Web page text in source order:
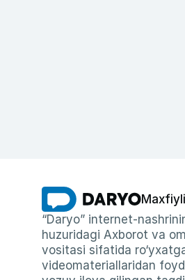
“Daryo” internet-
huzuridagi Axborot va
vositasi sifatida
videomateriallaridan